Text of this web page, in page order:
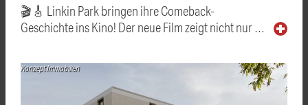
🎬🎸 Linkin Park bringen ihre Comeback-
Geschichte ins Kino! Der neue Film zeigt nicht nur …
Konzept Immobilien